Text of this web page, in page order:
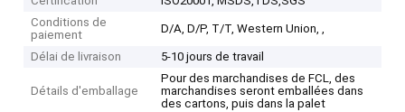
Conditions de
paiement
D/A, D/P, T/T, Western Union, ,
Délai de livraison 5-10 jours de travail
Détails d'emballage
Pour des marchandises de FCL, des
marchandises seront emballées dans
des cartons, puis dans la palet